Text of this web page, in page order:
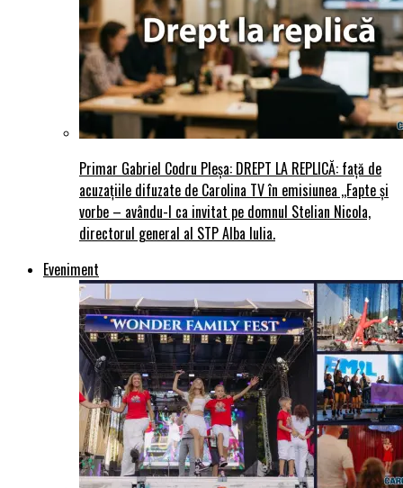
Primar Gabriel Codru Pleșa: DREPT LA REPLICĂ: față de
acuzațiile difuzate de Carolina TV în emisiunea ,,Fapte și
vorbe – avându-l ca invitat pe domnul Stelian Nicola,
directorul general al STP Alba Iulia.
Eveniment